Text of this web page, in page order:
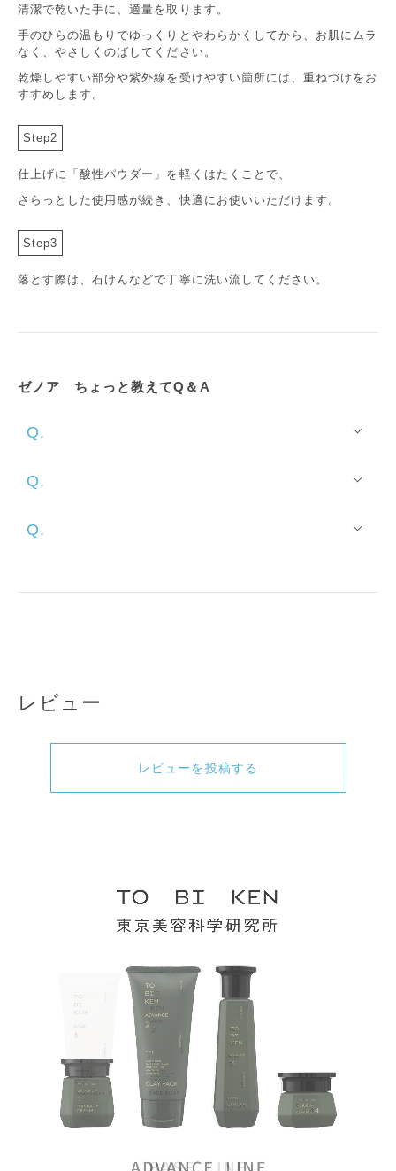
トコフェロール
ビタミンＥ。自身が酸化しやすい
い。酸化防止剤
日光、熱、空気に強いので様々な
清潔で乾いた手に、適量を取ります。
手のひらの温もりでゆっくりとやわらかくしてから、お肌にムラ
なく、やさしくのばしてください。
乾燥しやすい部分や紫外線を受けやすい箇所には、重ねづけをお
すすめします。
Step2
仕上げに「酸性パウダー」を軽くはたくことで、
さらっとした使用感が続き、快適にお使いいただけます。
Step3
落とす際は、石けんなどで丁寧に洗い流してください。
ゼノア ちょっと教えてQ＆A
Q.
Q.
Q.
レビュー
レビューを投稿する